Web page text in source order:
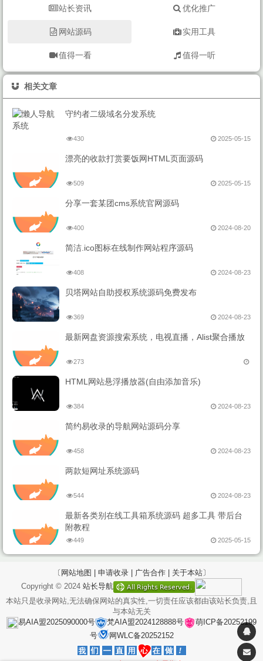
站长资讯 优化推广
网站源码 实用工具
值得一看 值得一听
相关文章
守约者二级域名分发系统
430 2025-05-15
漂亮的收款打赏要饭网HTML页面源码
509 2025-05-15
分享一套某团cms系统官网源码
400 2024-08-20
简洁.ico图标在线制作网站程序源码
408 2024-08-23
贝塔网站自助授权系统源码免费发布
369 2024-08-23
最新网盘资源搜索系统，电视直播，Alist聚合播放
273
HTML网站悬浮播放器(自由添加音乐)
384 2024-08-23
简约易收录的导航网站源码分享
458 2024-08-23
两款短网址系统源码
544 2024-08-23
最新各类别在线工具箱系统源码 超多工具 带后台
附教程
449 2025-05-15
〔网站地图 | 申请收录 | 广告合作 | 关于本站〕
Copyright © 2024 站长导航
本站只是收录网站,无法确保网站的真实性,一切责任应该都由该站长负责,且
与本站无关
易AIA盟2025090000号
梵AIA盟2024128888号
萌ICP备20252199
号
网WLC备20252152